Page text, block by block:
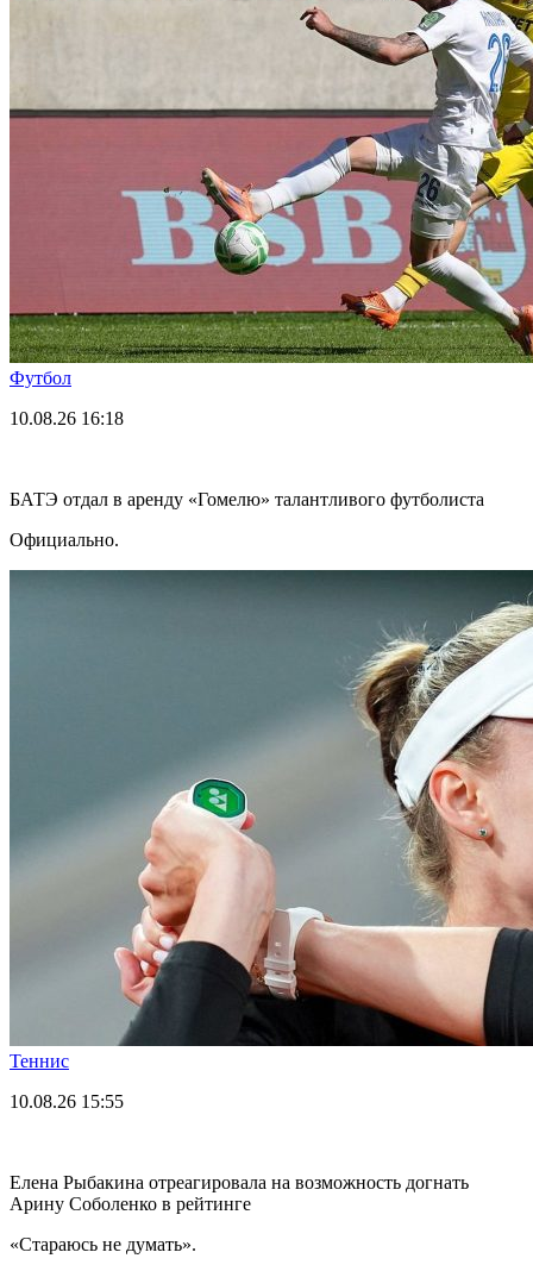
Футбол
10.08.26 16:18
БАТЭ отдал в аренду «Гомелю» талантливого футболиста
Официально.
Теннис
10.08.26 15:55
Елена Рыбакина отреагировала на возможность догнать
Арину Соболенко в рейтинге
«Стараюсь не думать».